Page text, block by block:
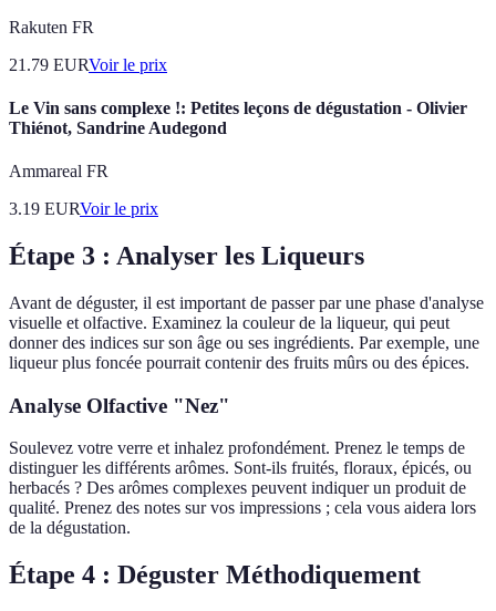
Rakuten FR
21.79 EURVoir le prix
Le Vin sans complexe !: Petites leçons de dégustation - Olivier
Thiénot, Sandrine Audegond
Ammareal FR
3.19 EURVoir le prix
Étape 3 : Analyser les Liqueurs
Avant de déguster, il est important de passer par une phase d'analyse
visuelle et olfactive. Examinez la couleur de la liqueur, qui peut
donner des indices sur son âge ou ses ingrédients. Par exemple, une
liqueur plus foncée pourrait contenir des fruits mûrs ou des épices.
Analyse Olfactive "Nez"
Soulevez votre verre et inhalez profondément. Prenez le temps de
distinguer les différents arômes. Sont-ils fruités, floraux, épicés, ou
herbacés ? Des arômes complexes peuvent indiquer un produit de
qualité. Prenez des notes sur vos impressions ; cela vous aidera lors
de la dégustation.
Étape 4 : Déguster Méthodiquement